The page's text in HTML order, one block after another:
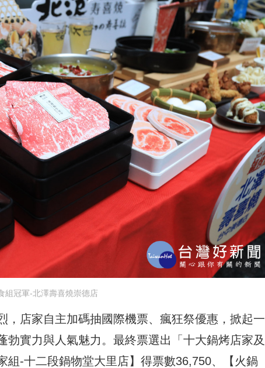
組冠軍-北澤壽喜燒崇德店
，店家自主加碼抽國際機票、瘋狂祭優惠，掀起一
實力與人氣魅力。最終票選出「十大鍋烤店家及
組-十二段鍋物堂大里店】得票數36,750、【火鍋